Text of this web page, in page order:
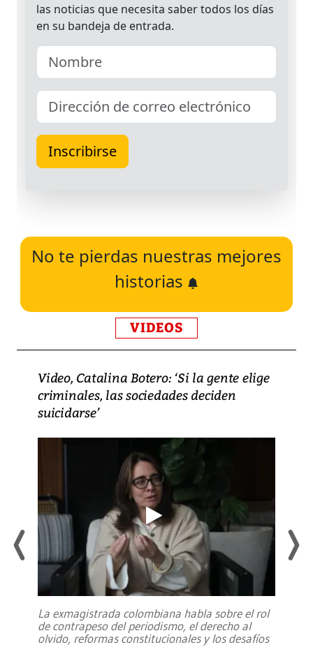
No te pierdas nuestras mejores
historias
VIDEOS
Video, Catalina Botero: ‘Si la gente elige
criminales, las sociedades deciden
suicidarse’
La exmagistrada colombiana habla sobre el rol
de contrapeso del periodismo, el derecho al
olvido, reformas constitucionales y los desafíos